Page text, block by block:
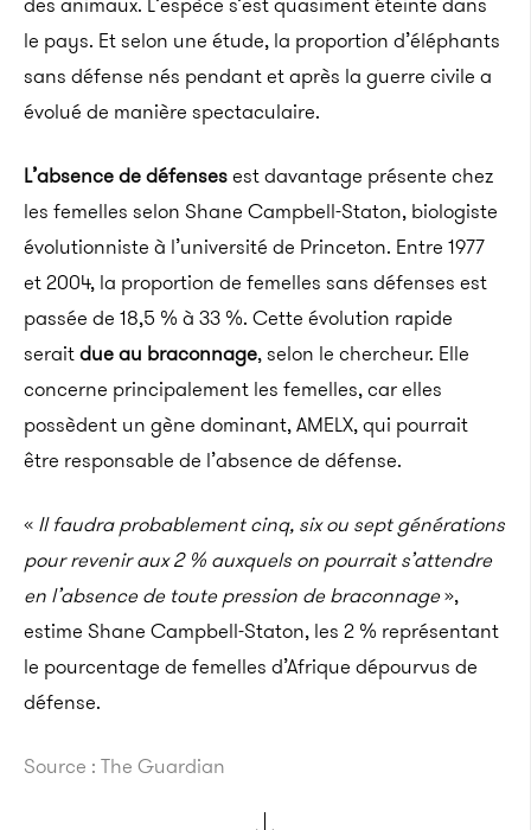
le pays. Et selon une étude, la proportion d’éléphants
sans défense nés pendant et après la guerre civile a
évolué de manière spectaculaire.
L’absence de défensesest davantage présente chez
les femelles selon Shane Campbell-Staton, biologiste
évolutionniste à l’université de Princeton. Entre 1977
et 2004, la proportion de femelles sans défenses est
passée de 18,5 % à 33 %. Cette évolution rapide
seraitdue au braconnage, selon le chercheur. Elle
concerne principalement les femelles, car elles
possèdent un gène dominant,AMELX, qui pourrait
être responsable de l’absence de défense.
« Il faudra probablement cinq, six ou sept générations
pour revenir aux 2 % auxquels on pourrait s’attendre
en l’absence de toute pression de braconnage»,
estime Shane Campbell-Staton, les 2 % représentant
le pourcentage de femelles d’Afrique dépourvus de
défense.
Source : The Guardian